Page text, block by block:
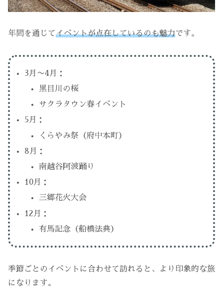
年間を通じてイベントが点在しているのも魅力です。
3月〜4月：
黒目川の桜
サクラタウン春イベント
5月：
くらやみ祭（府中本町）
8月：
南越谷阿波踊り
10月：
三郷花火大会
12月：
有馬記念（船橋法典）
季節ごとのイベントに合わせて訪れると、より印象的な旅
になります。